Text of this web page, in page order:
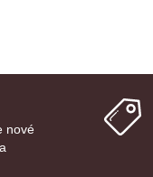
nové